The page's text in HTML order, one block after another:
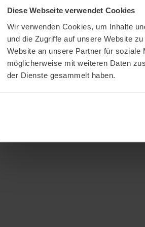
Diese Webseite verwendet Cookies
Wir verwenden Cookies, um Inhalte
und die Zugriffe auf unsere Website
Website an unsere Partner für soziale
möglicherweise mit weiteren Daten
der Dienste gesammelt haben.